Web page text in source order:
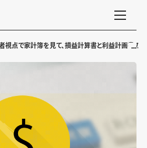
視点で家計簿を見て、損益計算書と利益計画書の